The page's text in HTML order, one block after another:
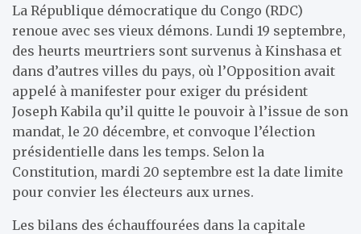
La République démocratique du Congo (RDC)
renoue avec ses vieux démons. Lundi 19 septembre,
des heurts meurtriers sont survenus à Kinshasa et
dans d’autres villes du pays, où l’Opposition avait
appelé à manifester pour exiger du président
Joseph Kabila qu’il quitte le pouvoir à l’issue de son
mandat, le 20 décembre, et convoque l’élection
présidentielle dans les temps. Selon la
Constitution, mardi 20 septembre est la date limite
pour convier les électeurs aux urnes.
Les bilans des échauffourées dans la capitale